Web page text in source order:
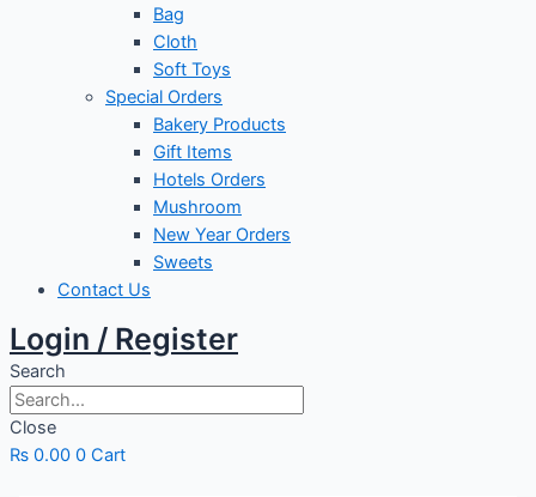
Bag
Cloth
Soft Toys
Special Orders
Bakery Products
Gift Items
Hotels Orders
Mushroom
New Year Orders
Sweets
Contact Us
Login / Register
Search
Close
₨ 0.00 0 Cart